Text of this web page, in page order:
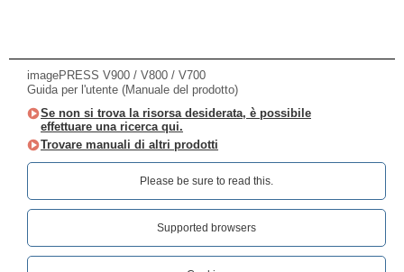
imagePRESS V900 / V800 / V700
Guida per l'utente (Manuale del prodotto)
Se non si trova la risorsa desiderata, è possibile
effettuare una ricerca qui.
Trovare manuali di altri prodotti
Please be sure to read this.‎
Supported browsers